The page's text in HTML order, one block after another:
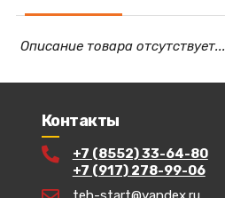
Описание товара отсутствует...
Контакты
+7 (8552) 33-64-80
+7 (917) 278-99-06